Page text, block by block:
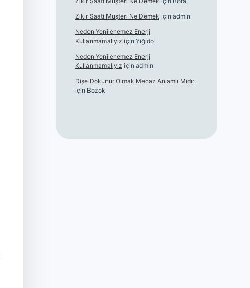
Zikir Saati Müşteri Ne Demek için admin
Neden Yenilenemez Enerji
Kullanmamalıyız için Yiğido
Neden Yenilenemez Enerji
Kullanmamalıyız için admin
Dişe Dokunur Olmak Mecaz Anlamlı Mıdır
için Bozok